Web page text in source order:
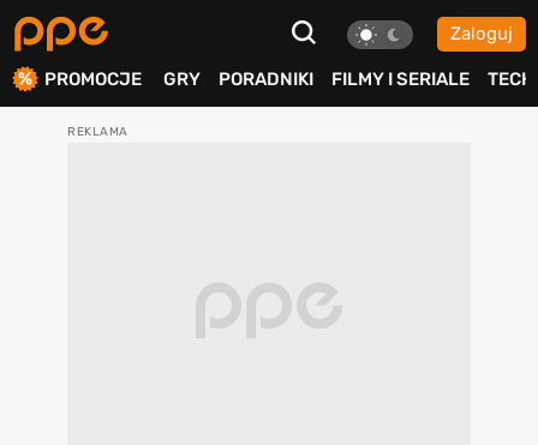
Zaloguj
PROMOCJE GRY PORADNIKI FILMY I SERIALE TECH